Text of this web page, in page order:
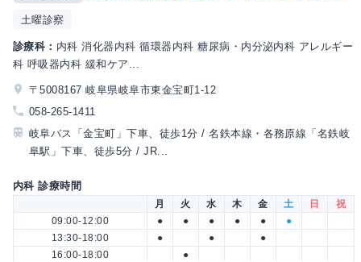
土曜診察
診療科： 内科 消化器内科 循環器内科 糖尿病・内分泌内科 アレルギー
科 呼吸器内科 緩和ケア...
〒5008167 岐阜県岐阜市東金宝町1-12
058-265-1411
岐阜バス「金宝町」下車、徒歩1分 / 名鉄本線・各務原線「名鉄岐
阜駅」下車、徒歩5分 / JR...
内科 診療時間
月 火 水 木 金 土 日
祝
09:00-12:00
● ● ● ● ●
●
13:30-18:00
● ●
●
16:00-18:00
●